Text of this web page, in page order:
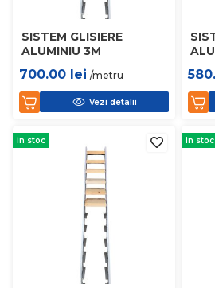
SISTEM GLISIERE
ALUMINIU 3M
700.00 lei /metru
Vezi detalii
in stoc in stoc